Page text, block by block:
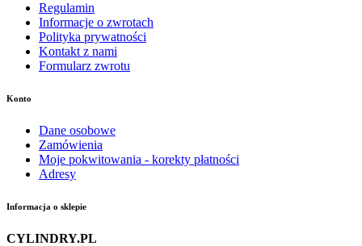
Regulamin
Informacje o zwrotach
Polityka prywatności
Kontakt z nami
Formularz zwrotu
Konto
Dane osobowe
Zamówienia
Moje pokwitowania - korekty płatności
Adresy
Informacja o sklepie
CYLINDRY.PL